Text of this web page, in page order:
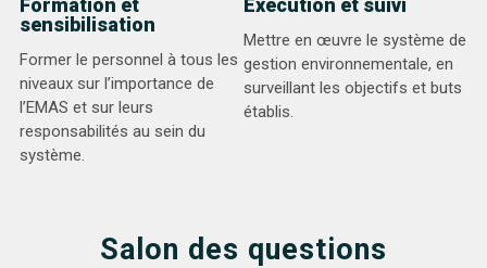
sensibilisation
Former le personnel à tous les
niveaux sur l’importance de
l’EMAS et sur leurs
responsabilités au sein du
système.
Mettre en œuvre le système de
gestion environnementale, en
surveillant les objectifs et buts
établis.
Salon des questions